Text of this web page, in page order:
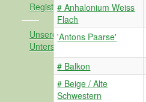
Registrieren
Unsere
Unterstützer
# Anhalonium Weiss
Flach
'Antons Paarse'
# Balkon
# Beige / Alte
Schwestern